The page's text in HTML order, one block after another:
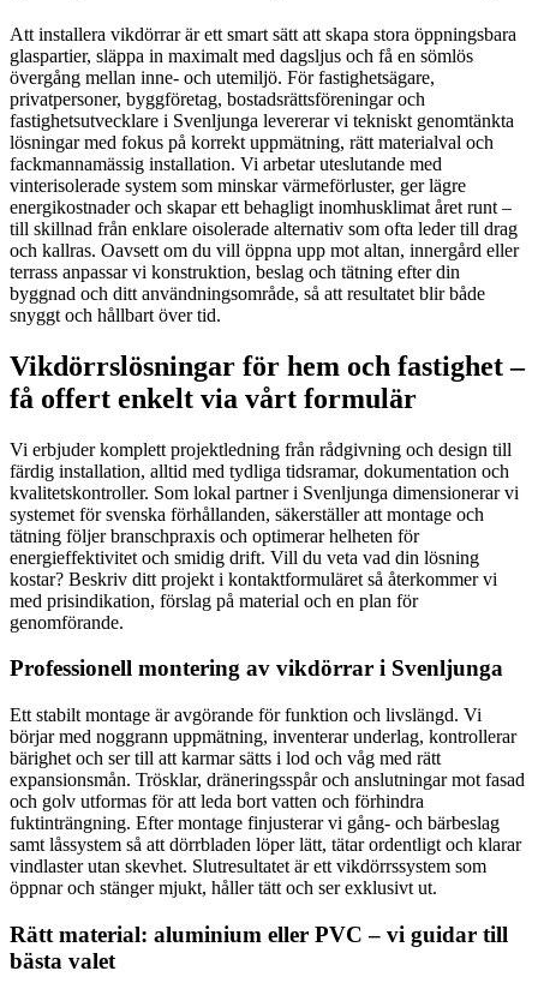
Att installera vikdörrar är ett smart sätt att skapa stora öppningsbara
glaspartier, släppa in maximalt med dagsljus och få en sömlös
övergång mellan inne- och utemiljö. För fastighetsägare,
privatpersoner, byggföretag, bostadsrättsföreningar och
fastighetsutvecklare i Svenljunga levererar vi tekniskt genomtänkta
lösningar med fokus på korrekt uppmätning, rätt materialval och
fackmannamässig installation. Vi arbetar uteslutande med
vinterisolerade system som minskar värmeförluster, ger lägre
energikostnader och skapar ett behagligt inomhusklimat året runt –
till skillnad från enklare oisolerade alternativ som ofta leder till drag
och kallras. Oavsett om du vill öppna upp mot altan, innergård eller
terrass anpassar vi konstruktion, beslag och tätning efter din
byggnad och ditt användningsområde, så att resultatet blir både
snyggt och hållbart över tid.
Vikdörrslösningar för hem och fastighet –
få offert enkelt via vårt formulär
Vi erbjuder komplett projektledning från rådgivning och design till
färdig installation, alltid med tydliga tidsramar, dokumentation och
kvalitetskontroller. Som lokal partner i Svenljunga dimensionerar vi
systemet för svenska förhållanden, säkerställer att montage och
tätning följer branschpraxis och optimerar helheten för
energieffektivitet och smidig drift. Vill du veta vad din lösning
kostar? Beskriv ditt projekt i kontaktformuläret så återkommer vi
med prisindikation, förslag på material och en plan för
genomförande.
Professionell montering av vikdörrar i Svenljunga
Ett stabilt montage är avgörande för funktion och livslängd. Vi
börjar med noggrann uppmätning, inventerar underlag, kontrollerar
bärighet och ser till att karmar sätts i lod och våg med rätt
expansionsmån. Trösklar, dräneringsspår och anslutningar mot fasad
och golv utformas för att leda bort vatten och förhindra
fuktinträngning. Efter montage finjusterar vi gång- och bärbeslag
samt låssystem så att dörrbladen löper lätt, tätar ordentligt och klarar
vindlaster utan skevhet. Slutresultatet är ett vikdörrssystem som
öppnar och stänger mjukt, håller tätt och ser exklusivt ut.
Rätt material: aluminium eller PVC – vi guidar till
bästa valet